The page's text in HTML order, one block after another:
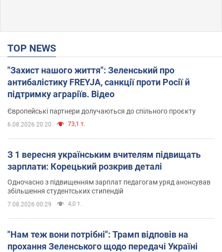
TOP NEWS
"Захист нашого життя": Зеленський про
антибалістику FREYJA, санкції проти Росії й
підтримку аграріїв. Відео
Європейські партнери долучаються до спільного проєкту
6.08.2026 20:20 73,1 т.
З 1 вересня українським вчителям підвищать
зарплати: Корецький розкрив деталі
Одночасно з підвищенням зарплат педагогам уряд анонсував
збільшення студентських стипендій
7.08.2026 00:29 4,0 т.
"Нам теж вони потрібні": Трамп відповів на
прохання Зеленського щодо передачі Україні